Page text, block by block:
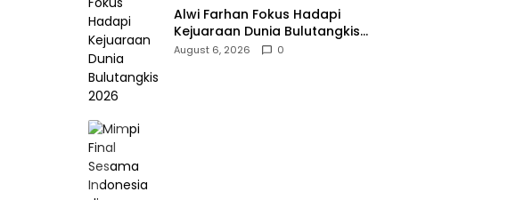
Alwi Farhan Fokus Hadapi
Kejuaraan Dunia Bulutangkis
2026
August 6, 2026 0